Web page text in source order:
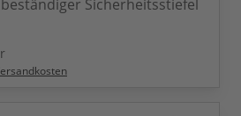
Sicherheitsstiefel